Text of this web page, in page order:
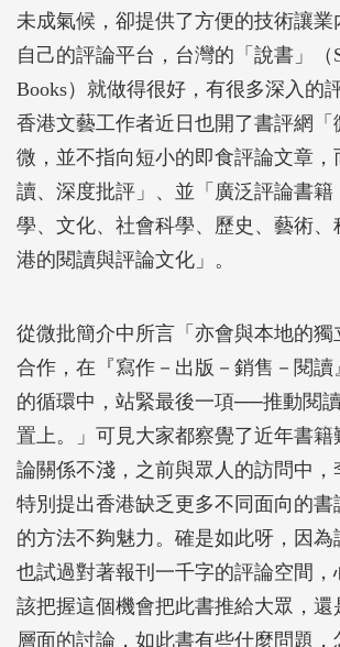
未成氣候，卻提供了方便的技術讓業
自己的評論平台，台灣的「說書」（
Books）就做得很好，有很多深入的
香港文藝工作者近日也開了書評網「
微，並不指向短小的即食評論文章，
讀、深度批評」、並「廣泛評論書籍
學、文化、社會科學、歷史、藝術、
港的閱讀與評論文化」。
從微批簡介中所言「亦會與本地的
合作，在『寫作－出版－銷售－閱讀
的循環中，站緊最後一項──推動閱
置上。」可見大家都察覺了近年書
論關係不淺，之前與眾人的訪問中
特別提出香港缺乏更多不同面向的書
的方法不夠魅力。確是如此呀，因
也試過對著報刊一千字的評論空間，
該把握這個機會把此書推給大眾，還
層面的討論，如此書有些什麼問題，